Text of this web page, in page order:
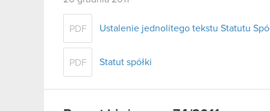
PDF Ustalenie jednolitego tekstu Statutu
PDF Statut spółki